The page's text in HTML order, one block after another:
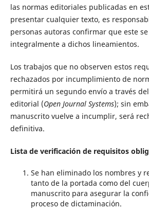
las normas editoriales publicadas en
presentar cualquier texto, es
personas autoras confirmar que este
integralmente a dichos lineamientos.
Los trabajos que no observen estos
rechazados por incumplimiento de
permitirá un segundo envío a través
editorial (Open Journal Systems); sin
manuscrito vuelve a incumplir, será
definitiva.
Lista de verificación de requisitos
Se han eliminado los nombres y
tanto de la portada como del
manuscrito para asegurar la
proceso de dictaminación.